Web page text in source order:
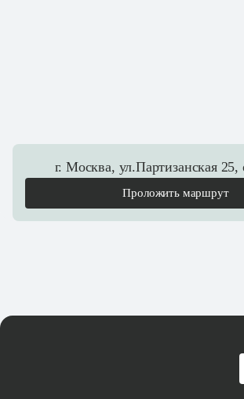
г. Москва, ул.Партизанская
Проложить маршрут